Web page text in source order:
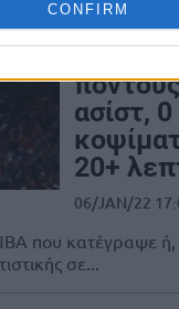
CONFIRM
Ντάνι
ασίστ,
20+
06/JAN/22
που κατέγραψε
σε...